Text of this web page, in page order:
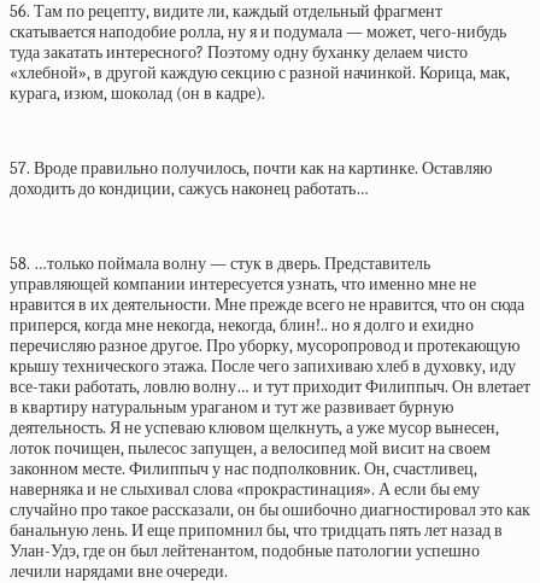
56. Там по рецепту, видите ли, каждый отдельный фрагмент
скатывается наподобие ролла, ну я и подумала — может, чего-нибудь
туда закатать интересного? Поэтому одну буханку делаем чисто
«хлебной», в другой каждую секцию с разной начинкой. Корица, мак,
курага, изюм, шоколад (он в кадре).
57. Вроде правильно получилось, почти как на картинке. Оставляю
доходить до кондиции, сажусь наконец работать…
58. …только поймала волну — стук в дверь. Представитель
управляющей компании интересуется узнать, что именно мне не
нравится в их деятельности. Мне прежде всего не нравится, что он сюда
приперся, когда мне некогда, некогда, блин!.. но я долго и ехидно
перечисляю разное другое. Про уборку, мусоропровод и протекающую
крышу технического этажа. После чего запихиваю хлеб в духовку, иду
все-таки работать, ловлю волну… и тут приходит Филиппыч. Он влетает
в квартиру натуральным ураганом и тут же развивает бурную
деятельность. Я не успеваю клювом щелкнуть, а уже мусор вынесен,
лоток почищен, пылесос запущен, а велосипед мой висит на своем
законном месте. Филиппыч у нас подполковник. Он, счастливец,
наверняка и не слыхивал слова «прокрастинация». А если бы ему
случайно про такое рассказали, он бы ошибочно диагностировал это как
банальную лень. И еще припомнил бы, что тридцать пять лет назад в
Улан-Удэ, где он был лейтенантом, подобные патологии успешно
лечили нарядами вне очереди.